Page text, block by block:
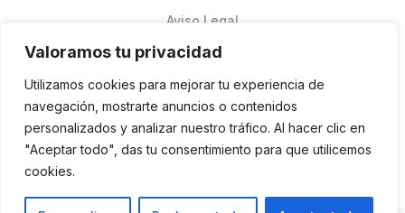
Valoramos tu privacidad
Utilizamos cookies para mejorar tu experiencia de
navegación, mostrarte anuncios o contenidos
personalizados y analizar nuestro tráfico. Al hacer clic en
"Aceptar todo", das tu consentimiento para que utilicemos
cookies.
Aviso Legal
Pedidos Online Glovo
Contacto